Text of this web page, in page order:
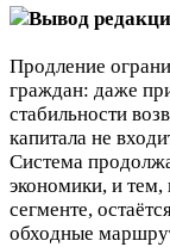
Вывод
Продление
граждан: даже
стабильности
капитала не
Система
экономики, и тем,
сегменте,
обходные